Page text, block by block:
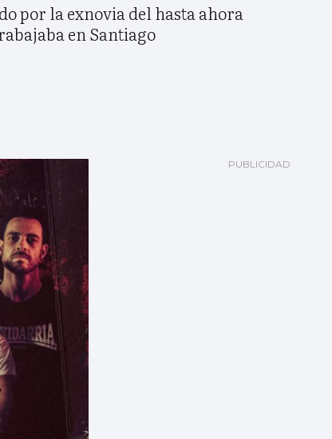
por la exnovia del hasta ahora
en Santiago